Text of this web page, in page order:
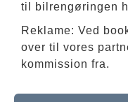
til bilrengøringen
Reklame: Ved
over til vores
kommission fra.